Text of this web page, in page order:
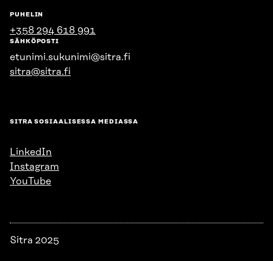
PUHELIN
+358 294 618 991
SÄHKÖPOSTI
etunimi.sukunimi@sitra.fi
sitra@sitra.fi
SITRA SOSIAALISESSA MEDIASSA
LinkedIn
Instagram
YouTube
Sitra 2025